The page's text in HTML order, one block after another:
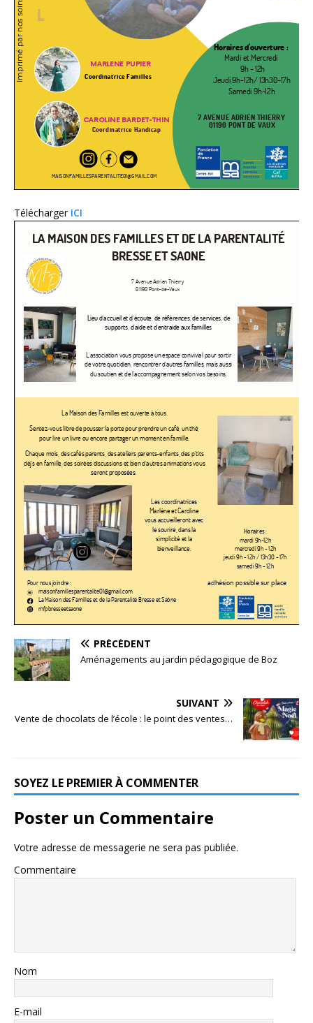
Télécharger ICI
PRÉCÉDENT
Aménagements au jardin pédagogique de Boz
SUIVANT
Vente de chocolats de l’école : le point des ventes…
SOYEZ LE PREMIER À COMMENTER
Poster un Commentaire
Votre adresse de messagerie ne sera pas publiée.
Commentaire
Nom
E-mail